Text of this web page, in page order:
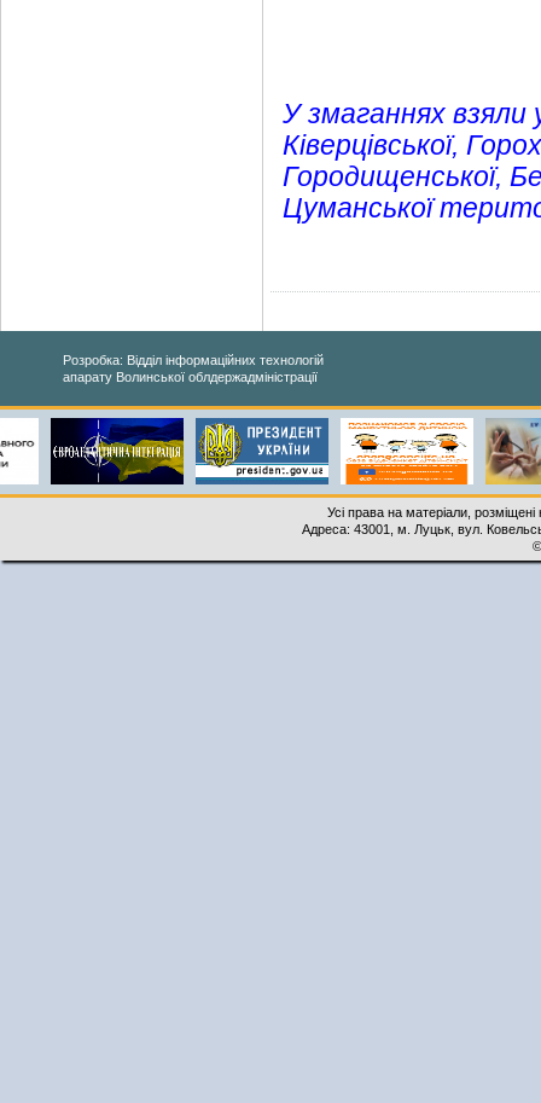
У змаганнях взяли
Ківерцівської,
Городищенської,
Цуманської
Розробка: Відділ інформаційних технологій
апарату Волинської облдержадміністрації
Усі права на матеріали,
Адреса: 43001, м. Луцьк, вул.